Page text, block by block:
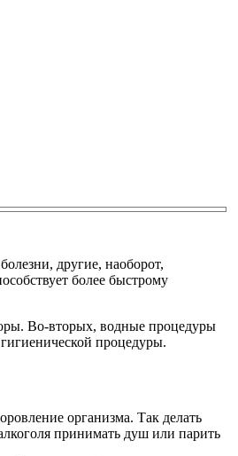
другие, наоборот,
более быстрому
Во-вторых, водные процедуры
процедуры.
организма. Так делать
принимать душ или парить